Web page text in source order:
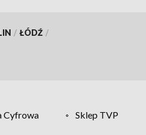
/ ŁÓDŹ /
Cyfrowa
Sklep TVP